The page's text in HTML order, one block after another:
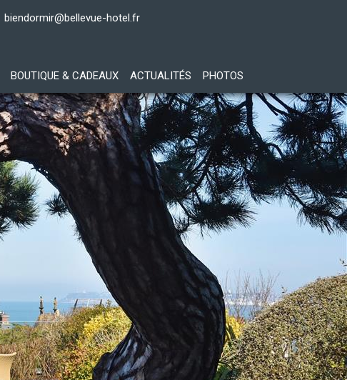
biendormir@bellevue-hotel.fr
BOUTIQUE & CADEAUX ACTUALITÉS PHOTOS